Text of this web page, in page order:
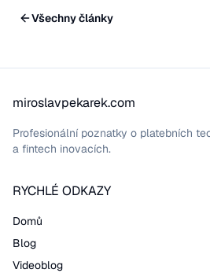
Všechny články
miroslavpekarek.com
Profesionální poznatky o platebních
a fintech inovacích.
RYCHLÉ ODKAZY
Domů
Blog
Videoblog